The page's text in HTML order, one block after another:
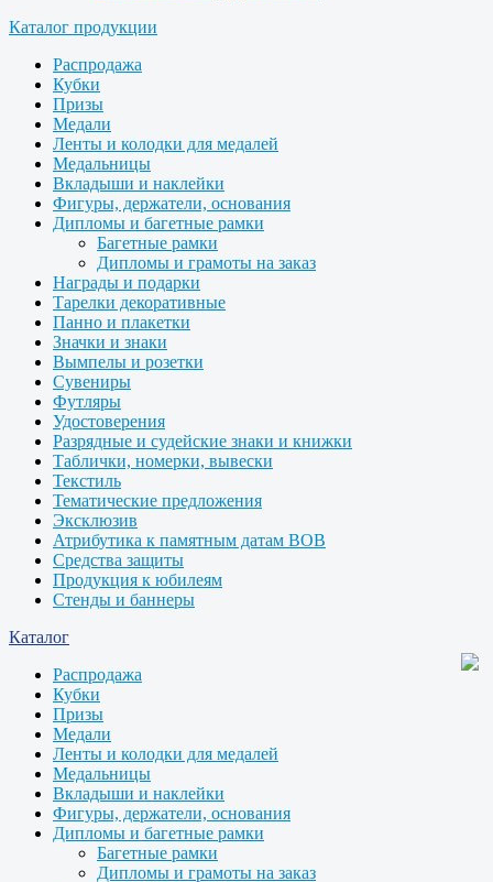
Каталог продукции
Распродажа
Кубки
Призы
Медали
Ленты и колодки для медалей
Медальницы
Вкладыши и наклейки
Фигуры, держатели, основания
Дипломы и багетные рамки
Багетные рамки
Дипломы и грамоты на заказ
Награды и подарки
Тарелки декоративные
Панно и плакетки
Значки и знаки
Вымпелы и розетки
Сувениры
Футляры
Удостоверения
Разрядные и судейские знаки и книжки
Таблички, номерки, вывески
Текстиль
Тематические предложения
Эксклюзив
Атрибутика к памятным датам ВОВ
Средства защиты
Продукция к юбилеям
Стенды и баннеры
Каталог
Распродажа
Кубки
Призы
Медали
Ленты и колодки для медалей
Медальницы
Вкладыши и наклейки
Фигуры, держатели, основания
Дипломы и багетные рамки
Багетные рамки
Дипломы и грамоты на заказ